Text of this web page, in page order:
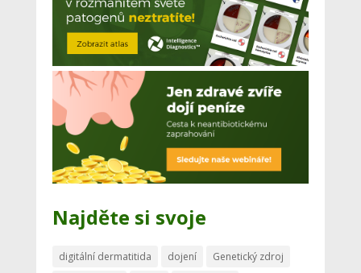
Najděte si svoje
digitální dermatitida dojení
Genetický zdroj